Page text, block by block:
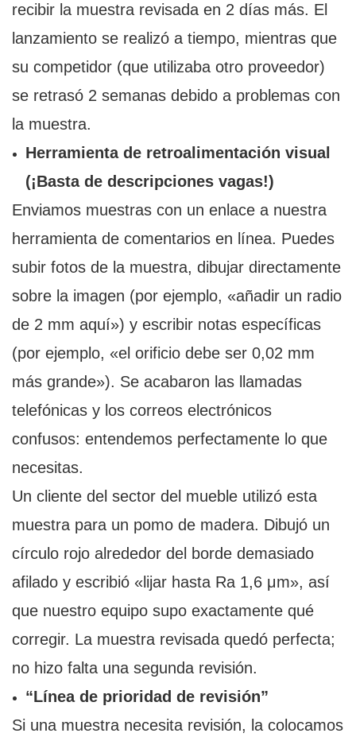
recibir la muestra revisada en 2 días más. El
lanzamiento se realizó a tiempo, mientras que
su competidor (que utilizaba otro proveedor)
se retrasó 2 semanas debido a problemas con
la muestra.
Herramienta de retroalimentación visual
(¡Basta de descripciones vagas!)
Enviamos muestras con un enlace a nuestra
herramienta de comentarios en línea. Puedes
subir fotos de la muestra, dibujar directamente
sobre la imagen (por ejemplo, «añadir un radio
de 2 mm aquí») y escribir notas específicas
(por ejemplo, «el orificio debe ser 0,02 mm
más grande»). Se acabaron las llamadas
telefónicas y los correos electrónicos
confusos: entendemos perfectamente lo que
necesitas.
Un cliente del sector del mueble utilizó esta
muestra para un pomo de madera. Dibujó un
círculo rojo alrededor del borde demasiado
afilado y escribió «lijar hasta Ra 1,6 μm», así
que nuestro equipo supo exactamente qué
corregir. La muestra revisada quedó perfecta;
no hizo falta una segunda revisión.
“Línea de prioridad de revisión”
Si una muestra necesita revisión, la colocamos